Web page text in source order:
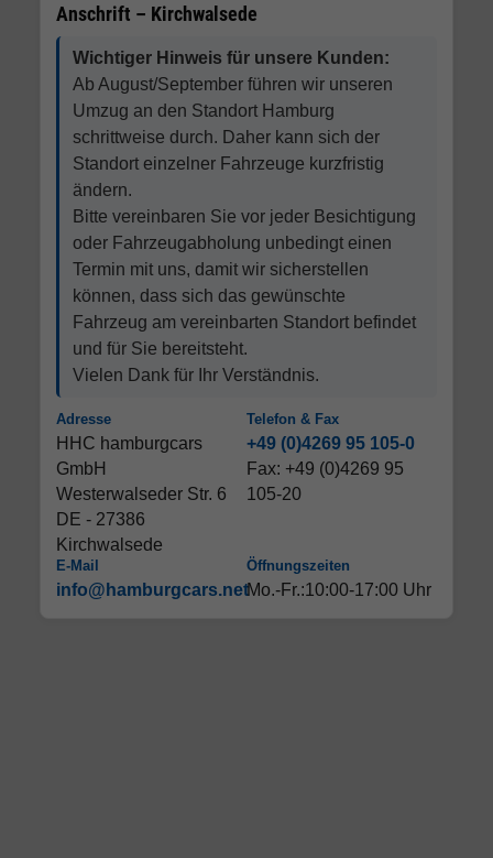
Anschrift – Kirchwalsede
Wichtiger Hinweis für unsere Kunden:
Ab August/September führen wir unseren
Umzug an den Standort Hamburg
schrittweise durch. Daher kann sich der
Standort einzelner Fahrzeuge kurzfristig
ändern.
Bitte vereinbaren Sie vor jeder Besichtigung
oder Fahrzeugabholung unbedingt einen
Termin mit uns, damit wir sicherstellen
können, dass sich das gewünschte
Fahrzeug am vereinbarten Standort befindet
und für Sie bereitsteht.
Vielen Dank für Ihr Verständnis.
Adresse
HHC hamburgcars
GmbH
Westerwalseder Str. 6
DE - 27386
Kirchwalsede
Telefon & Fax
+49 (0)4269 95 105-0
Fax: +49 (0)4269 95
105-20
E-Mail
info@hamburgcars.net
Öffnungszeiten
Mo.-Fr.:10:00-17:00 Uhr